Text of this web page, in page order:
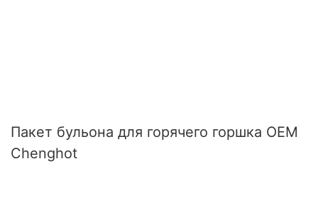
Пакет бульона для горячего горшка OEM
Chenghot